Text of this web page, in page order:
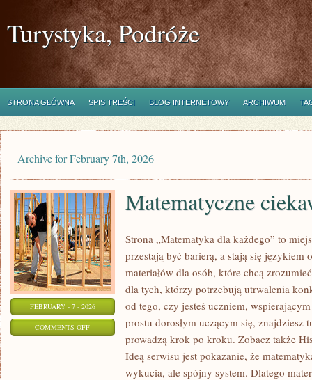
Turystyka, Podróże
STRONA GŁÓWNA SPIS TREŚCI BLOG INTERNETOWY ARCHIWUM
Archive for February 7th, 2026
FEBRUARY - 7 - 2026
COMMENTS OFFON
MATEMATYCZNE
CIEKAWOSTKI
Matematyczne
Strona „Matematyka dla każdego” to
przestają być barierą, a stają się językiem
materiałów dla osób, które chcą
dla tych, którzy potrzebują utrwalenia
od tego, czy jesteś uczniem,
prostu dorosłym uczącym się, znajdziesz
prowadzą krok po kroku. Zobacz także
Ideą serwisu jest pokazanie, że
wykucia, ale spójny system. Dlatego